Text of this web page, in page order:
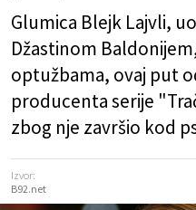
Glumica Blejk Lajvli,
Džastinom
optužbama, ovaj put
producenta serije
zbog nje završio kod
Izvor:
B92.net